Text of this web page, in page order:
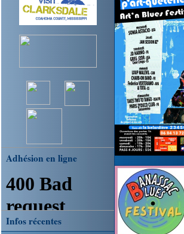
Adhésion en ligne
Infos récentes